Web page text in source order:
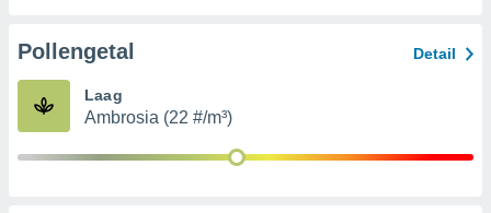
partners
Pollengetal Detail
Laag
Ambrosia (22 #/m³)